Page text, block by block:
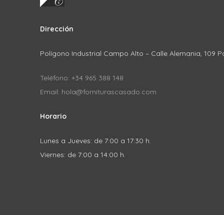
Dirección
Polígono Industrial Campo Alto – Calle Alemania, 109
Teléfono: +34 965 388 148
Email: hola@forniturascasado.com
Horario
Lunes a Jueves: de 7:00 a 17:30 h.
Viernes: de 7:00 a 14:00 h.